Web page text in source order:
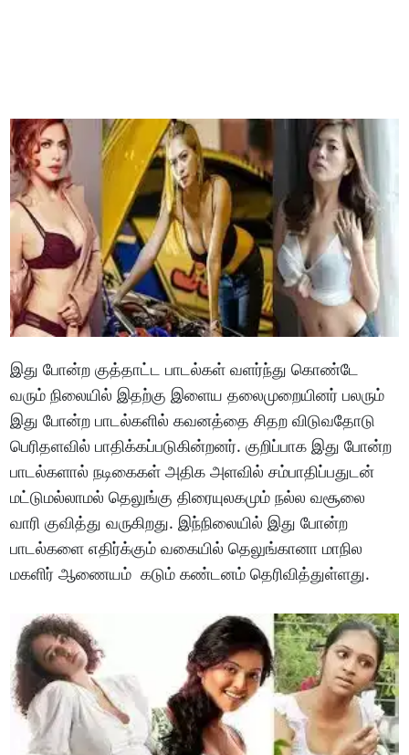
இது போன்ற குத்தாட்ட பாடல்கள் வளர்ந்து கொண்டே
வரும் நிலையில் இதற்கு இளைய தலைமுறையினர் பலரும்
இது போன்ற பாடல்களில் கவனத்தை சிதற விடுவதோடு
பெரிதளவில் பாதிக்கப்படுகின்றனர். குறிப்பாக இது போன்ற
பாடல்களால் நடிகைகள் அதிக அளவில் சம்பாதிப்பதுடன்
மட்டுமல்லாமல் தெலுங்கு திரையுலகமும் நல்ல வசூலை
வாரி குவித்து வருகிறது. இந்நிலையில் இது போன்ற
பாடல்களை எதிர்க்கும் வகையில் தெலுங்கானா மாநில
மகளிர் ஆணையம் கடும் கண்டனம் தெரிவித்துள்ளது.